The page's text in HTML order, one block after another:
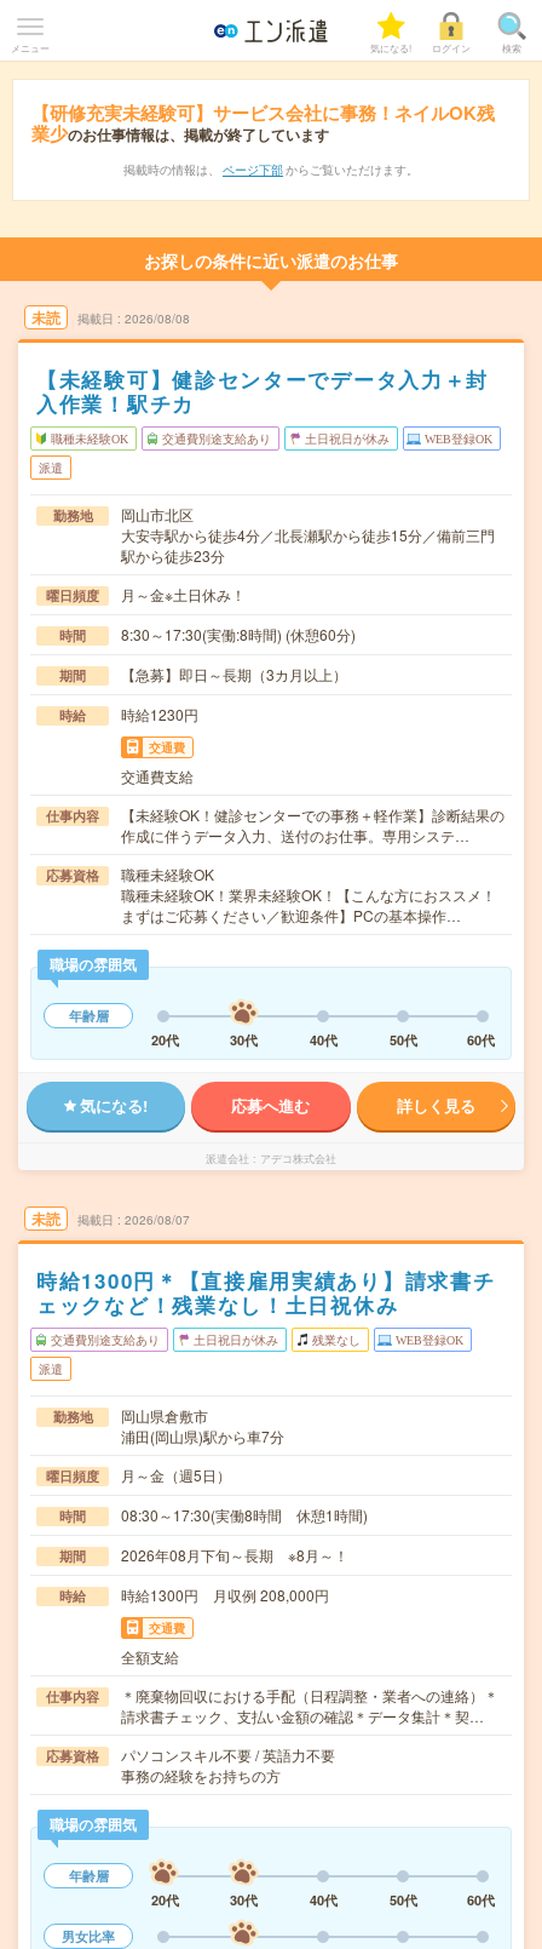
メニュー 気になる! ログイン 検索
【研修充実未経験可】サービス会社に事務！ネイルOK残
業少のお仕事情報は、掲載が終了しています
掲載時の情報は、 ページ下部 からご覧いただけます。
お探しの条件に近い派遣のお仕事
未読 掲載日 2026/08/08
【未経験可】健診センターでデータ入力＋封
入作業！駅チカ
職種未経験OK 交通費別途支給あり 土日祝日が休み WEB登録OK
派遣
勤務地
岡山市北区
大安寺駅から徒歩4分／北長瀬駅から徒歩15分／備前三門
駅から徒歩23分
曜日頻度 月～金※土日休み！
時間 8:30～17:30(実働:8時間) (休憩60分)
期間 【急募】即日～長期（3カ月以上）
時給 時給1230円
交通費
交通費支給
仕事内容
【未経験OK！健診センターでの事務＋軽作業】診断結果の
作成に伴うデータ入力、送付のお仕事。専用システ…
応募資格
職種未経験OK
職種未経験OK！業界未経験OK！【こんな方におススメ！
まずはご応募ください／歓迎条件】PCの基本操作…
職場の雰囲気
年齢層
20代
30代 40代 50代 60代
気になる! 応募へ進む 詳しく見る
派遣会社 アデコ株式会社
未読 掲載日 2026/08/07
時給1300円＊【直接雇用実績あり】請求書チ
ェックなど！残業なし！土日祝休み
交通費別途支給あり 土日祝日が休み 残業なし WEB登録OK
派遣
勤務地
岡山県倉敷市
浦田(岡山県)駅から車7分
曜日頻度 月～金（週5日）
時間 08:30～17:30(実働8時間 休憩1時間)
期間 2026年08月下旬～長期 ※8月～！
時給 時給1300円 月収例 208,000円
交通費
全額支給
仕事内容
＊廃棄物回収における手配（日程調整・業者への連絡）＊
請求書チェック、支払い金額の確認＊データ集計＊契…
応募資格
パソコンスキル不要 / 英語力不要
事務の経験をお持ちの方
職場の雰囲気
年齢層
20代
30代 40代 50代
60代
男女比率